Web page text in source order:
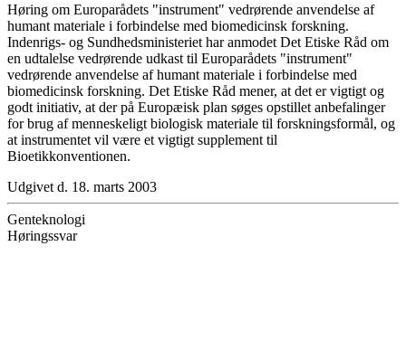
Høring om Europarådets "instrument" vedrørende anvendelse af
humant materiale i forbindelse med biomedicinsk forskning.
Indenrigs- og Sundhedsministeriet har anmodet Det Etiske Råd om
en udtalelse vedrørende udkast til Europarådets "instrument"
vedrørende anvendelse af humant materiale i forbindelse med
biomedicinsk forskning. Det Etiske Råd mener, at det er vigtigt og
godt initiativ, at der på Europæisk plan søges opstillet anbefalinger
for brug af menneskeligt biologisk materiale til forskningsformål, og
at instrumentet vil være et vigtigt supplement til
Bioetikkonventionen.
Udgivet d. 18. marts 2003
Genteknologi
Høringssvar